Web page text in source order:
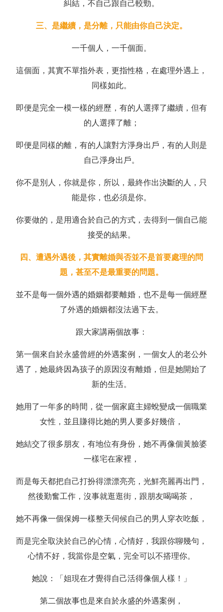
糾結，不自己跟自己較勁。
三、是繼續，是分離，只能由你自己決定。
一千個人，一千個面。
這個面，其實不單指外表，更指性格，在處理外遇上，
同樣如此。
即便是完全一模一樣的經歷，有的人選擇了繼續，但有
的人選擇了離；
即便是同樣的離，有的人讓對方淨身出戶，有的人則是
自己淨身出戶。
你不是別人，你就是你，所以，最終作出決斷的人，只
能是你，也必須是你。
你要做的，是用適合於自己的方式，去得到一個自己能
接受的結果。
四、遭遇外遇後，其實離婚與否並不是首要處理的問
題，甚至不是最重要的問題。
並不是每一個外遇的婚姻都要離婚，也不是每一個經歷
了外遇的婚姻都沒法過下去。
跟大家講兩個故事：
第一個來自於永盛曾經的外遇案例，一個女人的老公外
遇了，她最終因為孩子的原因沒有離婚，但是她開始了
新的生活。
她用了一年多的時間，從一個家庭主婦蛻變成一個職業
女性，並且賺得比她的男人要多好幾倍，
她結交了很多朋友，有地位有身份，她不再像個黃臉婆
一樣宅在家裡，
而是每天都把自己打扮得漂漂亮亮，光鮮亮麗再出門，
然後勤奮工作，沒事就逛逛街，跟朋友喝喝茶，
她不再像一個保姆一樣整天伺候自己的男人穿衣吃飯，
而是完全取決於自己的心情，心情好，我跟你聊幾句，
心情不好，我當你是空氣，完全可以不搭理你。
她說：「姐現在才覺得自己活得像個人樣！」
第二個故事也是來自於永盛的外遇案例，